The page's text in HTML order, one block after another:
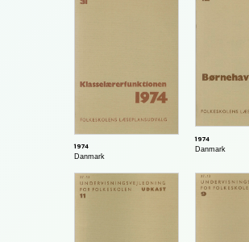
1974
Danmark
1974
Danmark